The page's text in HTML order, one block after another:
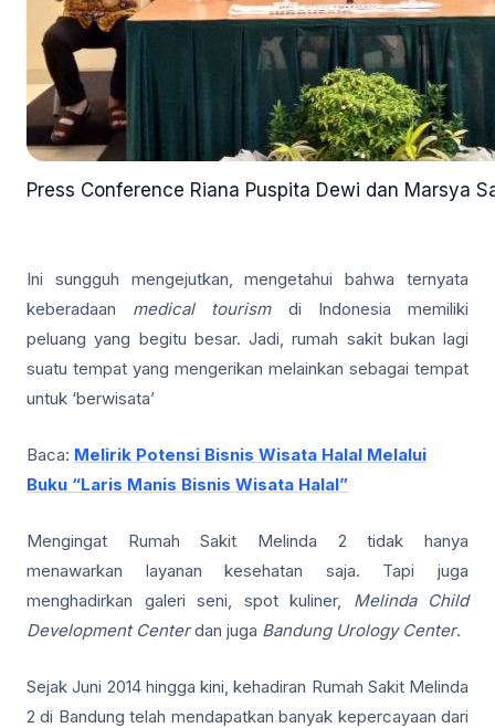
Press Conference Riana Puspita Dewi dan Marsya
Ini sungguh mengejutkan, mengetahui bahwa ternyata
keberadaan medical tourismdi Indonesia memiliki
peluang yang begitu besar. Jadi, rumah sakit bukan lagi
suatu tempat yang mengerikan melainkan sebagai tempat
untuk ‘berwisata’
Baca: Melirik Potensi Bisnis Wisata Halal Melalui
Buku “Laris Manis Bisnis Wisata Halal”
Mengingat Rumah Sakit Melinda 2 tidak hanya
menawarkan layanan kesehatan saja. Tapi juga
menghadirkan galeri seni, spot kuliner, Melinda Child
Development Centerdan juga Bandung Urology Center.
Sejak Juni 2014 hingga kini, kehadiran Rumah Sakit Melinda
2 di Bandung telah mendapatkan banyak kepercayaan dari